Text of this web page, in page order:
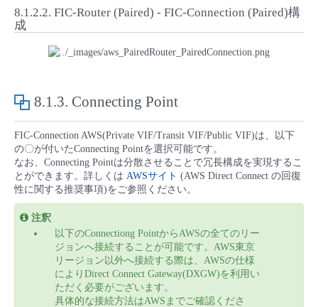
8.1.2.2. FIC-Router (Paired) - FIC-Connection (Paired)構
成
8.1.3. Connecting Point
FIC-Connection AWS(Private VIF/Transit VIF/Public VIF)は、以下
の〇が付いたConnecting Pointを選択可能です。
なお、Connecting Pointは分散させることで冗長構成を実現するこ
とができます。詳しくは AWSサイト (AWS Direct Connect の回復
性に関する推奨事項)をご参照ください。
注釈
以下のConnectiong PointからAWSの全てのリー
ジョンへ接続することが可能です。AWS東京
リージョン以外へ接続する際は、AWSの仕様
によりDirect Connect Gateway(DXGW)を利用い
ただく必要がございます。
具体的な接続方法はAWSまでご確認くださ